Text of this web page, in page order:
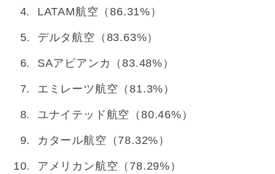
LATAM航空（86.31%）
デルタ航空（83.63%）
SAアビアンカ（83.48%）
エミレーツ航空（81.3%）
ユナイテッド航空（80.46%）
カタール航空（78.32%）
アメリカン航空（78.29%）